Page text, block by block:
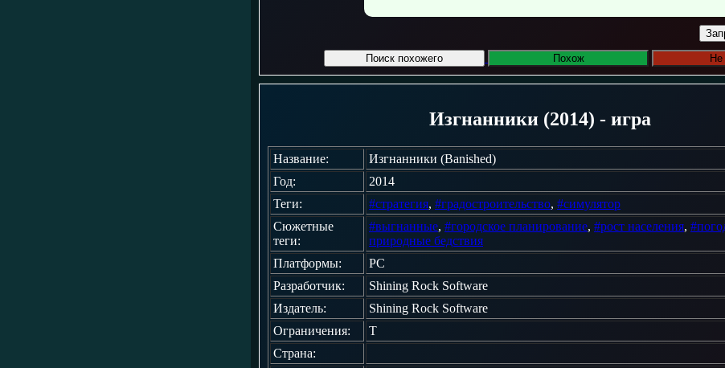
Поиск похожего Похож Не
Изгнанники (2014) - игра
Название:
Изгнанники (Banished)
Год:
2014
Теги:
#стратегия, #градостроительство, #симулятор
Сюжетные
теги:
#выгнанные, #городское планирование, #рост населения,
природные бедствия
Платформы:
PC
Разработчик:
Shining Rock Software
Издатель:
Shining Rock Software
Ограничения:
T
Страна: